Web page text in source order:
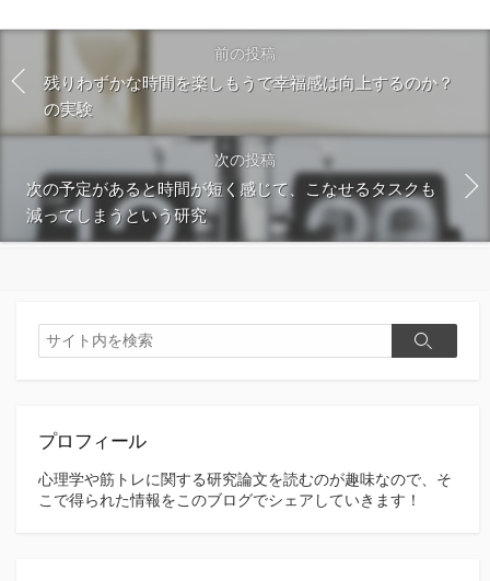
る
前の投稿
残りわずかな時間を楽しもうで幸福感は向上するのか？
の実験
次の投稿
次の予定があると時間が短く感じて、こなせるタスクも
減ってしまうという研究
検
索
検
プロフィール
心理学や筋トレに関する研究論文を読むのが趣味なので、そ
こで得られた情報をこのブログでシェアしていきます！